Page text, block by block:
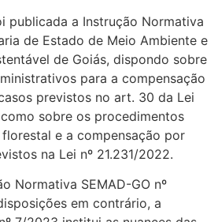
publicada a Instrução Normativa
de Estado de Meio Ambiente e
de Goiás, dispondo sobre
para a compensação
previstos no art. 30 da Lei
como sobre os procedimentos
e a compensação por
na Lei nº 21.231/2022.
Normativa SEMAD-GO nº
em contrário, a